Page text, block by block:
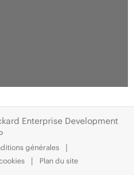
Enterprise Development
générales
Plan du site